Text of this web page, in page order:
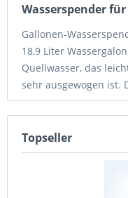
Wasserspender
Gallonen-
18,9 Liter
Quellwasser, das
sehr ausgewogen ist.
Topseller